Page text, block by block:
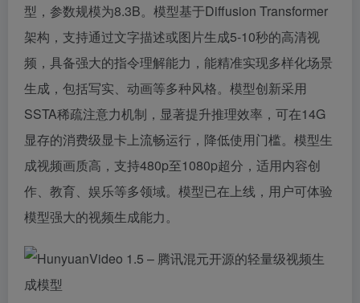
型，参数规模为8.3B。模型基于Diffusion Transformer
架构，支持通过文字描述或图片生成5-10秒的高清视
频，具备强大的指令理解能力，能精准实现多样化场景
生成，包括写实、动画等多种风格。模型创新采用
SSTA稀疏注意力机制，显著提升推理效率，可在14G
显存的消费级显卡上流畅运行，降低使用门槛。模型生
成视频画质高，支持480p至1080p超分，适用内容创
作、教育、娱乐等多领域。模型已在上线，用户可体验
模型强大的视频生成能力。